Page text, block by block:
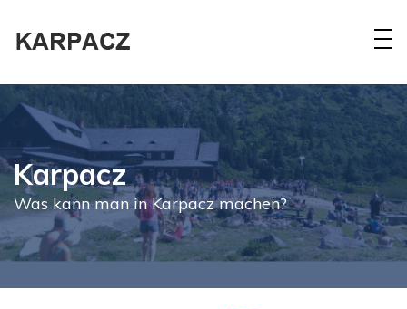
Karpacz
Was kann man in Karpacz machen?